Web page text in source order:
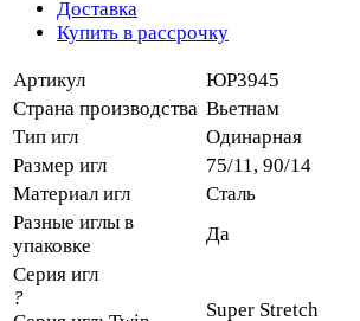
Доставка
Купить в рассрочку
Артикул
ЮР3945
Страна производства Вьетнам
Тип игл
Одинарная
Размер игл
75/11, 90/14
Материал игл
Сталь
Разные иглы в
упаковке
Да
Серия игл
?
Super Stretch